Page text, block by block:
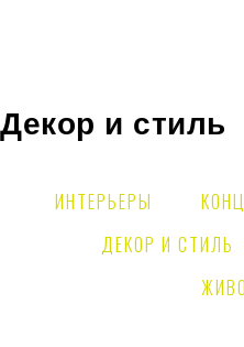
Декор и стиль
ИНТЕРЬЕРЫ
ДЕКОР И СТИЛЬ